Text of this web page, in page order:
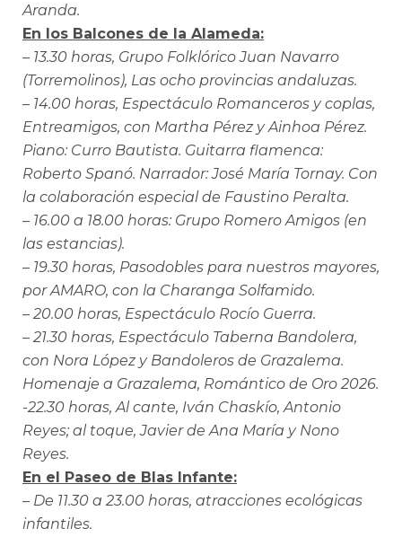
Aranda.
En los Balcones de la Alameda:
– 13.30 horas, Grupo Folklórico Juan Navarro
(Torremolinos), Las ocho provincias andaluzas.
– 14.00 horas, Espectáculo Romanceros y coplas,
Entreamigos, con Martha Pérez y Ainhoa Pérez.
Piano: Curro Bautista. Guitarra flamenca:
Roberto Spanó. Narrador: José María Tornay. Con
la colaboración especial de Faustino Peralta.
– 16.00 a 18.00 horas: Grupo Romero Amigos (en
las estancias).
– 19.30 horas, Pasodobles para nuestros mayores,
por AMARO, con la Charanga Solfamido.
– 20.00 horas, Espectáculo Rocío Guerra.
– 21.30 horas, Espectáculo Taberna Bandolera,
con Nora López y Bandoleros de Grazalema.
Homenaje a Grazalema, Romántico de Oro 2026.
-22.30 horas, Al cante, Iván Chaskío, Antonio
Reyes; al toque, Javier de Ana María y Nono
Reyes.
En el Paseo de Blas Infante:
– De 11.30 a 23.00 horas, atracciones ecológicas
infantiles.